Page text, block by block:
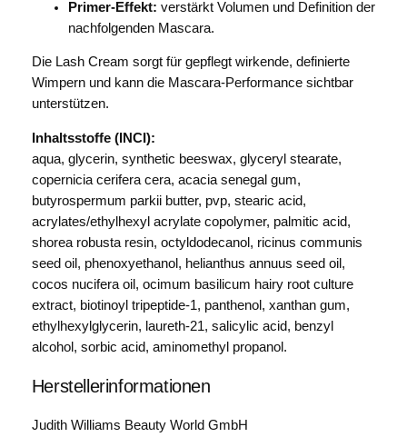
Primer-Effekt: verstärkt Volumen und Definition der
nachfolgenden Mascara.
Die Lash Cream sorgt für gepflegt wirkende, definierte
Wimpern und kann die Mascara-Performance sichtbar
unterstützen.
Inhaltsstoffe (INCI):
aqua, glycerin, synthetic beeswax, glyceryl stearate,
copernicia cerifera cera, acacia senegal gum,
butyrospermum parkii butter, pvp, stearic acid,
acrylates/ethylhexyl acrylate copolymer, palmitic acid,
shorea robusta resin, octyldodecanol, ricinus communis
seed oil, phenoxyethanol, helianthus annuus seed oil,
cocos nucifera oil, ocimum basilicum hairy root culture
extract, biotinoyl tripeptide-1, panthenol, xanthan gum,
ethylhexylglycerin, laureth-21, salicylic acid, benzyl
alcohol, sorbic acid, aminomethyl propanol.
Herstellerinformationen
Judith Williams Beauty World GmbH